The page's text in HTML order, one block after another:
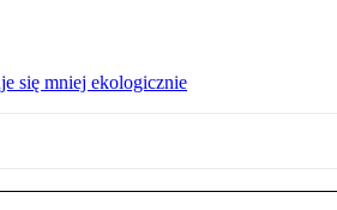
się mniej ekologicznie